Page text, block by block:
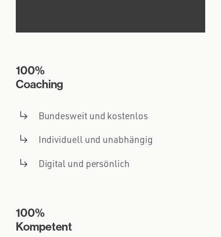
100%
Coaching
Bundesweit und kostenlos
Individuell und unabhängig
Digital und persönlich
100%
Kompetent